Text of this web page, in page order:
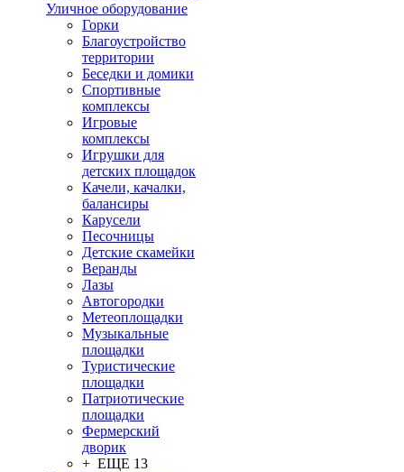
Уличное оборудование
Горки
Благоустройство
территории
Беседки и домики
Спортивные
комплексы
Игровые
комплексы
Игрушки для
детских площадок
Качели, качалки,
балансиры
Карусели
Песочницы
Детские скамейки
Веранды
Лазы
Автогородки
Метеоплощадки
Музыкальные
площадки
Туристические
площадки
Патриотические
площадки
Фермерский
дворик
+ ЕЩЕ 13